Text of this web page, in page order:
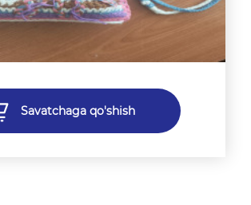
Savatchaga qo'shish